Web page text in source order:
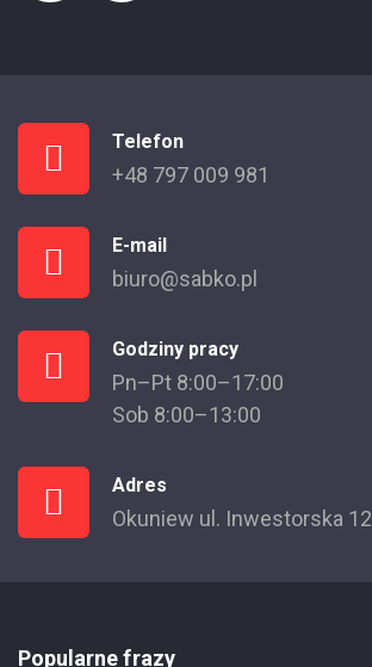
Telefon
+48 797 009 981
E-mail
biuro@sabko.pl
Godziny pracy
Pn–Pt 8:00–17:00
Sob 8:00–13:00
Adres
Okuniew ul. Inwestorska 12
Popularne frazy